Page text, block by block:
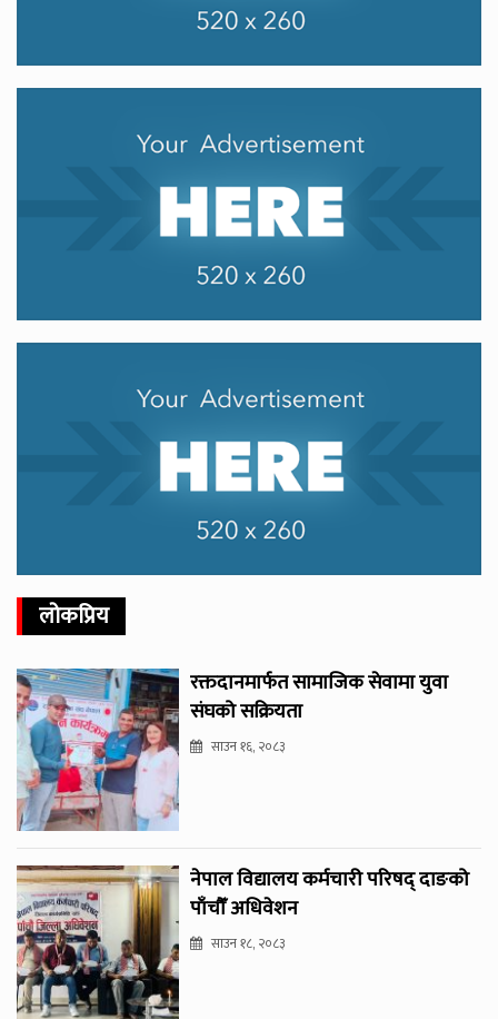
लोकप्रिय
रक्तदानमार्फत सामाजिक सेवामा युवा
संघको सक्रियता
साउन १६, २०८३
नेपाल विद्यालय कर्मचारी परिषद् दाङको
पाँचौँ अधिवेशन
साउन १८, २०८३